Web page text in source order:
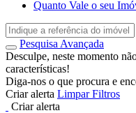
Quanto Vale o seu
Pesquisa Avançada
Desculpe, neste momento
características!
Diga-nos o que procura e
Criar alerta Limpar Filtros
Criar alerta